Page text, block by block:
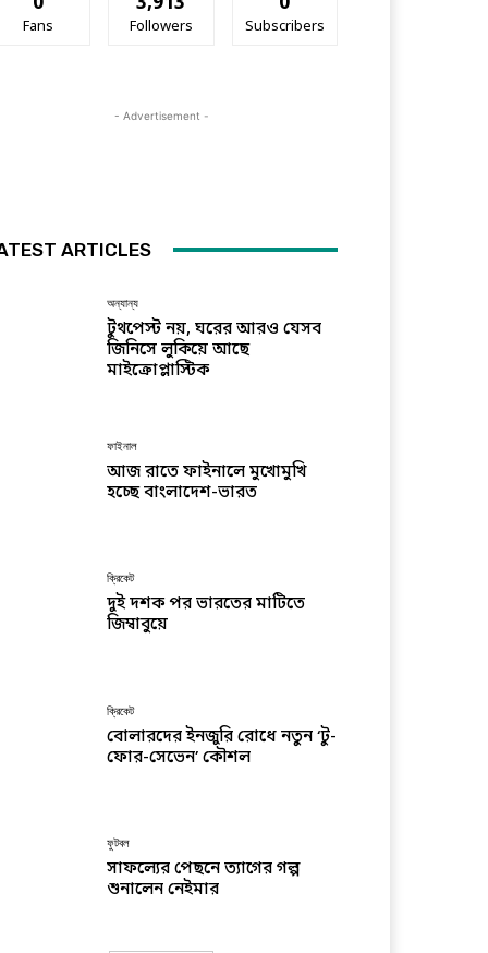
Fans Followers Subscribers
- Advertisement -
ARTICLES
অন্যান্য
টুথপেস্ট নয়, ঘরের আরও যেসব
জিনিসে লুকিয়ে আছে
মাইক্রোপ্লাস্টিক
ফাইনাল
আজ রাতে ফাইনালে মুখোমুখি
হচ্ছে বাংলাদেশ-ভারত
ক্রিকেট
দুই দশক পর ভারতের মাটিতে
জিম্বাবুয়ে
ক্রিকেট
বোলারদের ইনজুরি রোধে নতুন ‘টু-
ফোর-সেভেন’ কৌশল
ফুটবল
সাফল্যের পেছনে ত্যাগের গল্প
শুনালেন নেইমার